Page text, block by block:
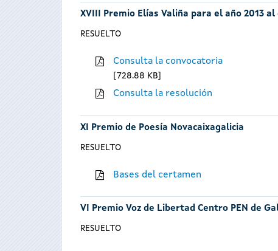
XVIII Premio Elías Valiña para el año 2013
RESUELTO
Consulta la convocatoria
728.88 KB
Consulta la resolución
XI Premio de Poesía Novacaixagalicia
RESUELTO
Bases del certamen
VI Premio Voz de Libertad Centro PEN de
RESUELTO